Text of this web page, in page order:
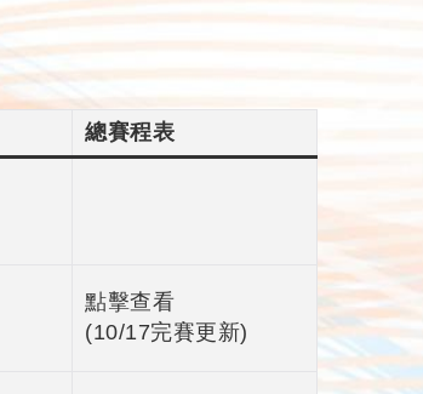
總賽程表
點擊查看
(10/17完賽更新)